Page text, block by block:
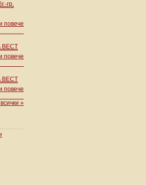
гр.
повече
ВЕСТ
повече
ВЕСТ
повече
»